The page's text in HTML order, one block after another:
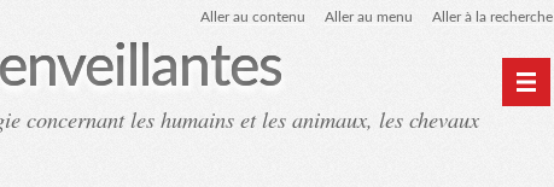
Aller au contenu Aller au menu Aller à la recherche
concernant les humains et les animaux, les chevaux